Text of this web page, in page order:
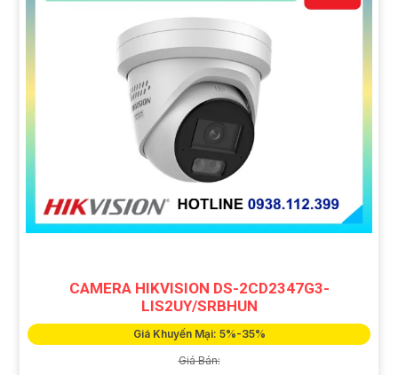
CAMERA HIKVISION DS-2CD2347G3-
LIS2UY/SRBHUN
Giá Khuyến Mại: 5%-35%
Giá Bán: